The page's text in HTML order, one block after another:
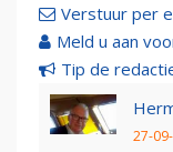
Verstuur per
Meld u aan
Tip de
27-